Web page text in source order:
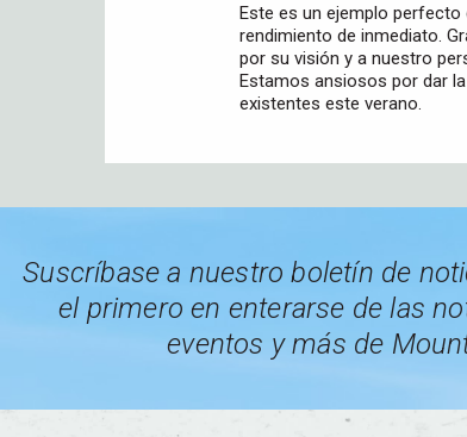
Este es un ejemplo perfecto
rendimiento de inmediato.
por su visión y a nuestro
Estamos ansiosos por dar
existentes este verano.
Suscríbase a nuestro boletín de
el primero en enterarse de las
eventos y más de